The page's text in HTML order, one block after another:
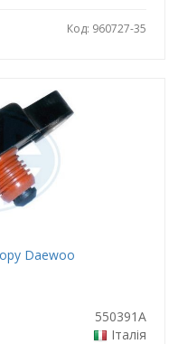
Код: 960727-35
Daewoo
550391A
Італія